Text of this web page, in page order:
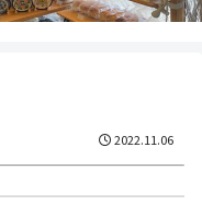
2022.11.06